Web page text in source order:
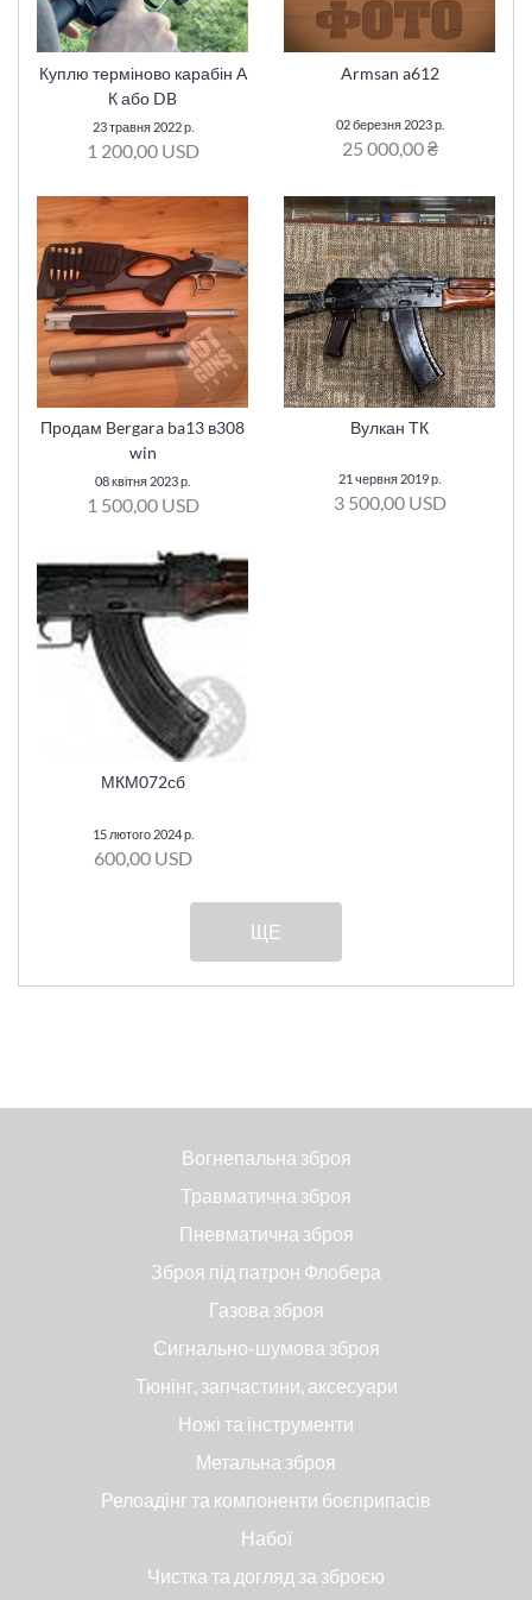
Куплю терміново карабін А
К або DB
23 травня 2022 р.
1 200,00 USD
Armsan a612
02 березня 2023 р.
25 000,00 ₴
Продам Bergara ba13 в308
win
08 квітня 2023 р.
1 500,00 USD
Вулкан ТК
21 червня 2019 р.
3 500,00 USD
МКМ072сб
15 лютого 2024 р.
600,00 USD
ЩЕ
Вогнепальна зброя
Травматична зброя
Пневматична зброя
Зброя під патрон Флобера
Газова зброя
Сигнально-шумова зброя
Тюнінг, запчастини, аксесуари
Ножі та інструменти
Метальна зброя
Релоадінг та компоненти боєприпасів
Набої
Чистка та догляд за зброєю